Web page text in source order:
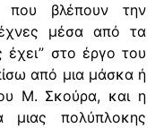
που βλέπουν την
μέσα από τα
έχει” στο έργο του
από μια μάσκα ή
Μ. Σκούρα, και η
μιας πολύπλοκης